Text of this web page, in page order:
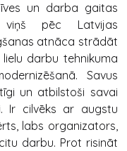
un darba gaitas
pēc Latvijas
atnāca strādāt
darbu tehnikuma
Savus
un atbilstoši savai
Ir cilvēks ar augstu
labs organizators,
darbu. Prot risināt